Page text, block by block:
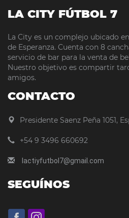
LA CITY FÚTBOL 7
La City es un complejo ubicado
de Esperanza. Cuenta con 8
servicio de bar para la venta de
Nuestro objetivo es compartir
amigos.
CONTACTO
Presidente Saenz Peña 1051,
+54 9 3496 660692
lactiyfutbol7@gmail.com
SEGUÍNOS